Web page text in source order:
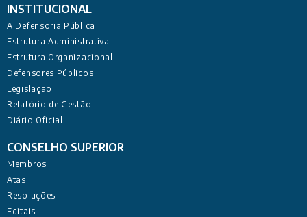
INSTITUCIONAL
A Defensoria Pública
Estrutura Administrativa
Estrutura Organizacional
Defensores Públicos
Legislação
Relatório de Gestão
Diário Oficial
CONSELHO SUPERIOR
Membros
Atas
Resoluções
Editais